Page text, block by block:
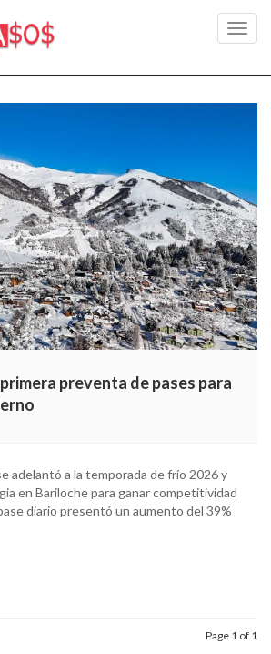
preventa de pases para
adelantó a la temporada de frío 2026 y
en Bariloche para ganar competitividad
diario presentó un aumento del 39%
Page 1 of 1